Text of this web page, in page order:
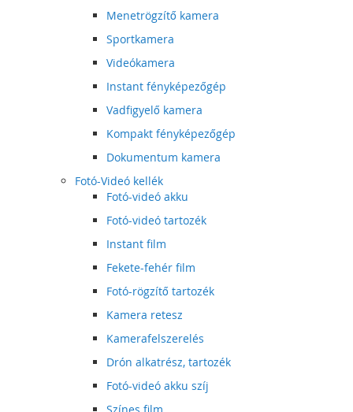
Menetrögzítő kamera
Sportkamera
Videókamera
Instant fényképezőgép
Vadfigyelő kamera
Kompakt fényképezőgép
Dokumentum kamera
Fotó-Videó kellék
Fotó-videó akku
Fotó-videó tartozék
Instant film
Fekete-fehér film
Fotó-rögzítő tartozék
Kamera retesz
Kamerafelszerelés
Drón alkatrész, tartozék
Fotó-videó akku szíj